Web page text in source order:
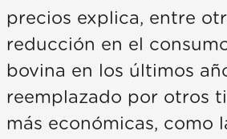
precios explica, entre
reducción en el
bovina en los últimos
reemplazado por otros
más económicas, como